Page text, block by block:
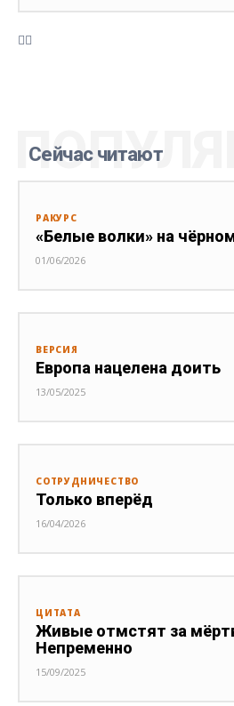
Сейчас читают
РАКУРС
«Белые волки» на
01/06/2026
ВЕРСИЯ
Европа нацелена доить
13/05/2025
СОТРУДНИЧЕСТВО
Только вперёд
16/04/2026
ЦИТАТА
Живые отмстят за
Непременно
15/09/2025